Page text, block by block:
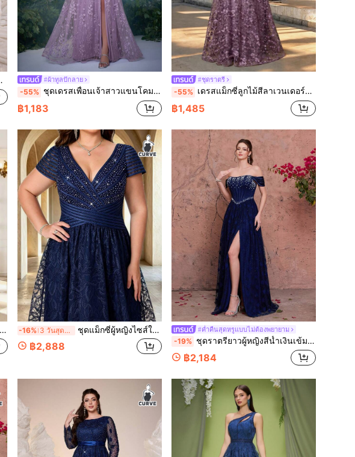
#ผ้าทูลปักลาย
-55% ชุดเดรสเพื่อนเจ้าสาวแขนโคมไฟหรูหราไซส์ใหญ่, คอวีลึก, ผ้าตาข่ายปักลายตัดกัน, สีพื้นสำหรับงานแต่งงาน ปาร์ตี้ วันหยุด ฤดูใบไม้ผลิ
฿1,183
#ชุดราตรี
-55% เดรสแม็กซี่ลูกไม้สีลาเวนเดอร์หรูหราไซส์ใหญ่ คอรูปหัวใจ แขนเสื้อพริ้วไหว ทรงเอ เหมาะสำหรับงานแต่งงาน งานเลี้ยง งานปาร์ตี้ และโอกาสทางการในช่วงวันหยุด
฿1,485
-16% 3 วันสุดท้าย ชุดแม็กซี่ผู้หญิงไซส์ใหญ่ สีน้ำเงินรอยัล ลายดอกไม้ ลูกไม้ประดับลูกปัด คอวี แขนสั้น ผ่าสูง สำหรับฤดูใบไม้ร่วง
฿2,888
#ค่ำคืนสุดหรูแบบไม่ต้องพยายาม
-19% ชุดราตรียาวผู้หญิงสีน้ำเงินเข้มหรูหรา เปิดไหล่ ประดับมุกและเลื่อม ลายดอกไม้ผ้าลูกไม้ ผ่าสูง สำหรับงานปาร์ตี้
฿2,184